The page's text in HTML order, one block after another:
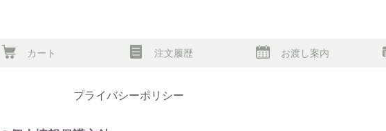
カート 注文履歴 お渡し案内
プライバシーポリシー